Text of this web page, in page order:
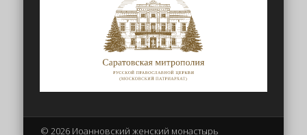
© 2026 Иоанновский женский монастырь